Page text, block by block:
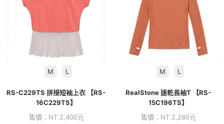
M L
RS-C229TS 拼接短袖上衣 【RS-
16C229TS】
售價： NT.2,400元
M L
RealStone 速乾長袖T 【RS-
15C196TS】
售價： NT.2,280元